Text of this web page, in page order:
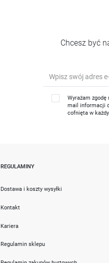
Chcesz być
Wyrażam
mail informacji
cofnięta w
REGULAMINY
Dostawa i koszty wysyłki
Kontakt
Kariera
Regulamin sklepu